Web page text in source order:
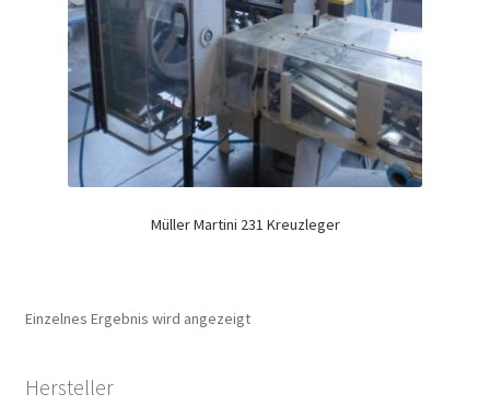
Müller Martini 231 Kreuzleger
Einzelnes Ergebnis wird angezeigt
Hersteller